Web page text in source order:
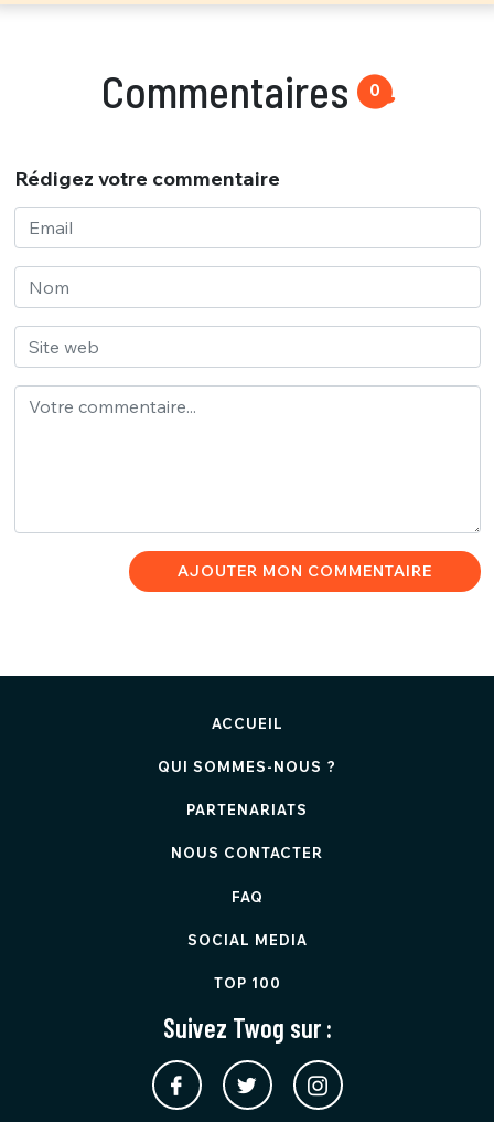
Commentaires 0
Rédigez votre commentaire
AJOUTER MON COMMENTAIRE
ACCUEIL
QUI SOMMES-NOUS ?
PARTENARIATS
NOUS CONTACTER
FAQ
SOCIAL MEDIA
TOP 100
Suivez Twog sur :